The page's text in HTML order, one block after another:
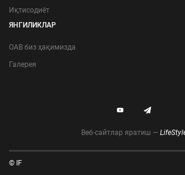
Иқтисодиёт
ЯНГИЛИКЛАР
ОАВ биз ҳақимизда
Галерея
Веб-сайтлар яратиш —
© IF